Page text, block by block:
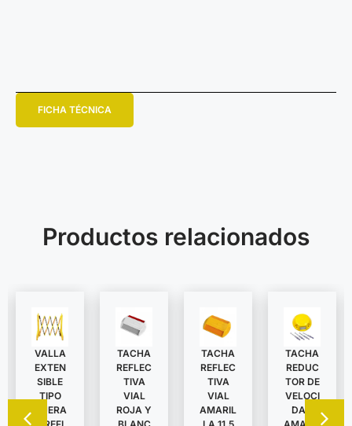
FICHA TÉCNICA
Productos relacionados
VALLA
EXTEN
SIBLE
TIPO
TIJERA
TACHA
REFLEC
TIVA
VIAL
ROJA Y
TACHA
REFLEC
TIVA
VIAL
AMARIL
TACHA
REDUC
TOR DE
VELOCI
DAD